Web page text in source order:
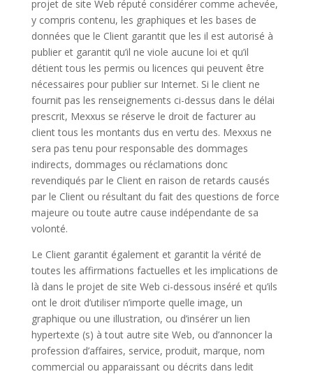
projet de site Web réputé considérer comme achevée,
y compris contenu, les graphiques et les bases de
données que le Client garantit que les il est autorisé à
publier et garantit qu’il ne viole aucune loi et qu’il
détient tous les permis ou licences qui peuvent être
nécessaires pour publier sur Internet. Si le client ne
fournit pas les renseignements ci-dessus dans le délai
prescrit, Mexxus se réserve le droit de facturer au
client tous les montants dus en vertu des. Mexxus ne
sera pas tenu pour responsable des dommages
indirects, dommages ou réclamations donc
revendiqués par le Client en raison de retards causés
par le Client ou résultant du fait des questions de force
majeure ou toute autre cause indépendante de sa
volonté.
Le Client garantit également et garantit la vérité de
toutes les affirmations factuelles et les implications de
là dans le projet de site Web ci-dessous inséré et qu’ils
ont le droit d’utiliser n’importe quelle image, un
graphique ou une illustration, ou d’insérer un lien
hypertexte (s) à tout autre site Web, ou d’annoncer la
profession d’affaires, service, produit, marque, nom
commercial ou apparaissant ou décrits dans ledit